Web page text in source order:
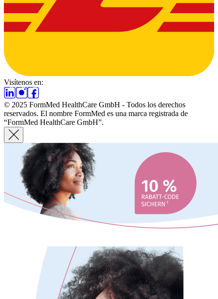
Visítenos en:
© 2025 FormMed HealthCare GmbH - Todos los derechos
reservados. El nombre FormMed es una marca registrada de
“FormMed HealthCare GmbH”.